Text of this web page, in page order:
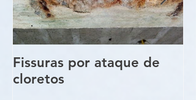
Fissuras por ataque de
cloretos